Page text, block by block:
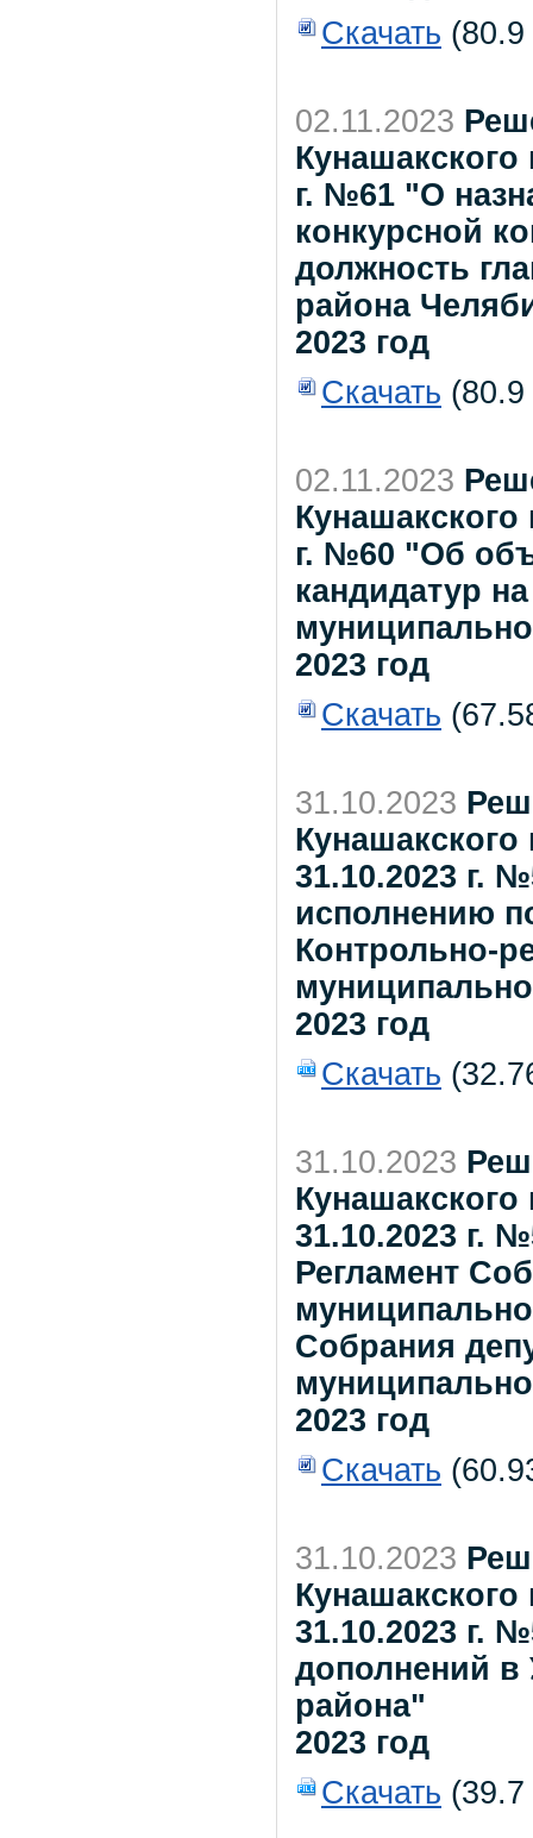
Скачать
02.11.2023
Кунашакского
г. №61 "О
конкурсной
должность
района
2023 год
Скачать
02.11.2023
Кунашакского
г. №60 "Об
кандидатур
2023 год
Скачать
31.10.2023
31.10.2023 г.
исполнению
Контрольно-
2023 год
Скачать
31.10.2023
31.10.2023 г.
Регламент
Собрания
2023 год
Скачать
31.10.2023
31.10.2023 г.
дополнений в
района"
2023 год
Скачать